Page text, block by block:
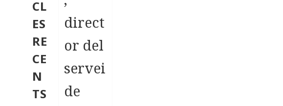
s
CL
ES
RE
CE
N
TS
direct
or del
servei
de